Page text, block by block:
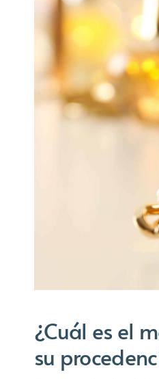
¿Cuál es el
su